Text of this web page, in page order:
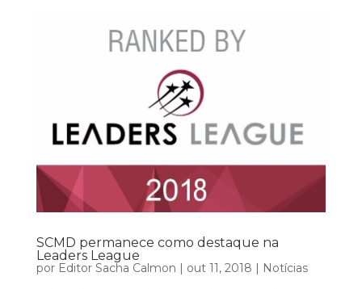
SCMD permanece como destaque na
Leaders League
por Editor Sacha Calmon | out 11, 2018 | Notícias